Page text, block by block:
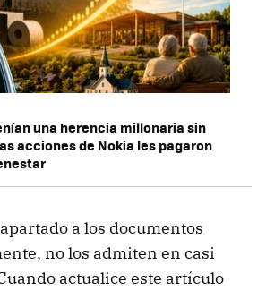
una herencia millonaria sin
acciones de Nokia les pagaron
a los documentos
no los admiten en casi
actualice este artículo